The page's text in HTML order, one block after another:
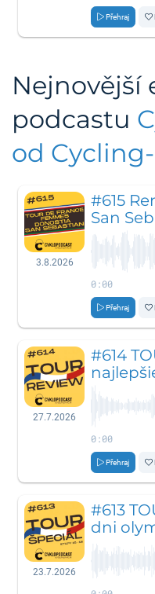
Přehraj
Nejnovější
podcastu
od
3.8.2026
#615
San
0:00
Přehraj
27.7.2026
#614
0:00
Přehraj
23.7.2026
#613
dni